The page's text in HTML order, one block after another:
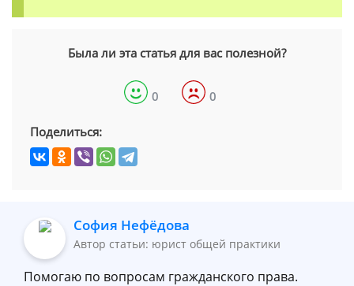
Была ли эта статья для вас полезной?
0 0
Поделиться:
София Нефёдова
Автор статьи: юрист общей практики
Помогаю по вопросам гражданского права.